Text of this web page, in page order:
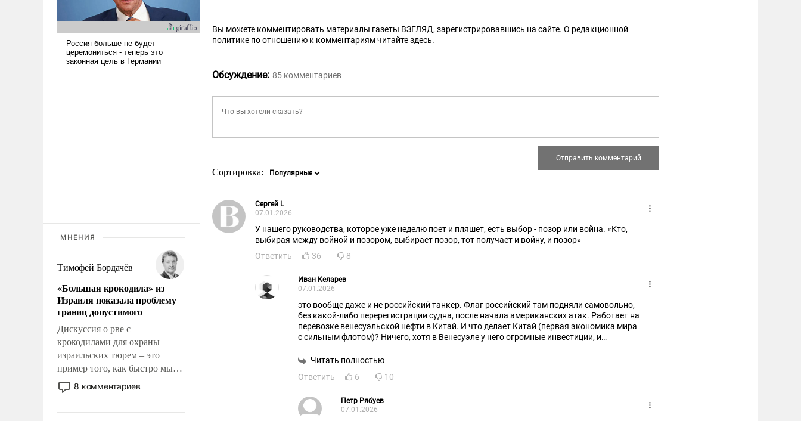
МНЕНИЯ
Тимофей Бордачёв
«Большая крокодила» из
Израиля показала проблему
границ допустимого
Дискуссия о рве с
крокодилами для охраны
израильских тюрем – это
пример того, как быстро мы
двигаемся по пути
революционных изменений.
8 комментариев
Вы можете комментировать материалы газеты ВЗГЛЯД,зарегистрировавшись на сайте. О редакционной
политике по отношению к комментариям читайтездесь.
Обсуждение: 85 комментариев
Сортировка:
Сергей L
07.01.2026
У нашего руководства, которое уже неделю поет и пляшет, есть выбор - позор или война. «Кто,
выбирая между войной и позором, выбирает позор, тот получает и войну, и позор»
Ответить
36 8
Иван Келарев
07.01.2026
это вообще даже и не российский танкер. Флаг российский там подняли самовольно,
без какой-либо перерегистрации судна, после начала американских атак. Работает на
перевозке венесуэльской нефти в Китай. И что делает Китай (первая экономика мира
с сильным флотом)? Ничего, хотя в Венесуэле у него огромные инвестиции, и
ООН не голосовала... А мы воюем, против всего Запада и его украинского ЧВК -
участках фронта
Читать полностью
Ответить
6 10
Петр Рябуев
07.01.2026